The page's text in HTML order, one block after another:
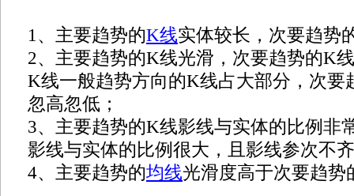
1、主要趋势的K线实体较长，次要趋势
2、主要趋势的K线光滑，次要趋势的K
K线一般趋势方向的K线占大部分，次要
忽高忽低；
3、主要趋势的K线影线与实体的比例非
影线与实体的比例很大，且影线参次不
4、主要趋势的均线光滑度高于次要趋势